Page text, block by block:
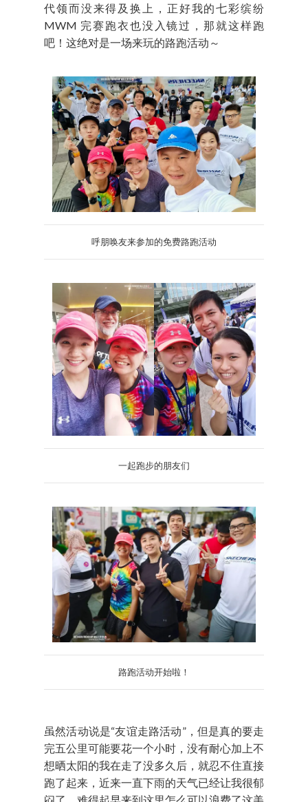
代领而没来得及换上，正好我的七彩缤纷
MWM 完赛跑衣也没入镜过，那就这样跑
吧！这绝对是一场来玩的路跑活动～
呼朋唤友来参加的免费路跑活动
一起跑步的朋友们
路跑活动开始啦！
虽然活动说是“友谊走路活动”，但是真的要走
完五公里可能要花一个小时，没有耐心加上不
想晒太阳的我在走了没多久后，就忍不住直接
跑了起来，近来一直下雨的天气已经让我很郁